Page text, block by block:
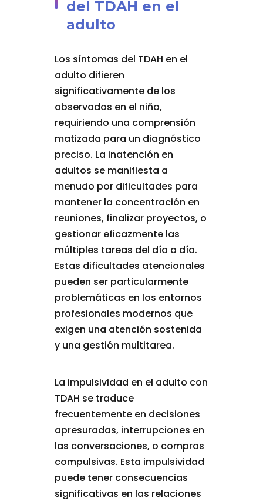
del TDAH en el
adulto
Los síntomas del TDAH en el
adulto difieren
significativamente de los
observados en el niño,
requiriendo una comprensión
matizada para un diagnóstico
preciso. La inatención en
adultos se manifiesta a
menudo por dificultades para
mantener la concentración en
reuniones, finalizar proyectos, o
gestionar eficazmente las
múltiples tareas del día a día.
Estas dificultades atencionales
pueden ser particularmente
problemáticas en los entornos
profesionales modernos que
exigen una atención sostenida
y una gestión multitarea.
La impulsividad en el adulto con
TDAH se traduce
frecuentemente en decisiones
apresuradas, interrupciones en
las conversaciones, o compras
compulsivas. Esta impulsividad
puede tener consecuencias
significativas en las relaciones